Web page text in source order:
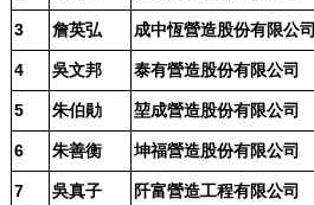
會員查詢
最新消息
台中市政府公告
中央政府公告
營造公會公告
其他公告
活動訊息及表單下載
文件下載
3 詹英弘 成中恆營造股份有限公司
4 吳文邦 泰有營造股份有限公司
5 朱伯勛 堃成營造股份有限公司
6 朱善衡 坤福營造股份有限公司
7 吳真子 阡富營造工程有限公司